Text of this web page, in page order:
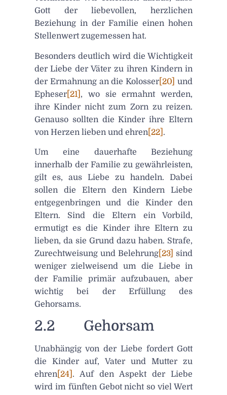
Gott der liebevollen, herzlichen
Beziehung in der Familie einen hohen
Stellenwert zugemessen hat.
Besonders deutlich wird die Wichtigkeit
der Liebe der Väter zu ihren Kindern in
der Ermahnung an die Kolosser [20]
und
Epheser[21] , wo sie ermahnt werden,
ihre Kinder nicht zum Zorn zu reizen.
Genauso sollten die Kinder ihre Eltern
von Herzen lieben und ehren[22] .
Um eine dauerhafte Beziehung
innerhalb der Familie zu gewährleisten,
gilt es, aus Liebe zu handeln. Dabei
sollen die Eltern den Kindern Liebe
entgegenbringen und die Kinder den
Eltern. Sind die Eltern ein Vorbild,
ermutigt es die Kinder ihre Eltern zu
lieben, da sie Grund dazu haben. Strafe,
Zurechtweisung und Belehrung [23] sind
weniger zielweisend um die Liebe in
der Familie primär aufzubauen, aber
wichtig bei der Erfüllung des
Gehorsams.
2.2 Gehorsam
Unabhängig von der Liebe fordert Gott
die Kinder auf, Vater und Mutter zu
ehren[24] . Auf den Aspekt der Liebe
wird im fünften Gebot nicht so viel Wert